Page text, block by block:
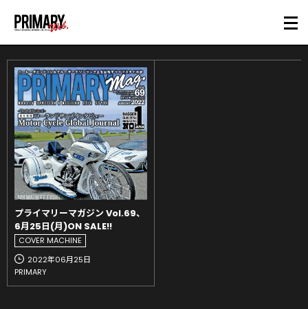
プライマリーマガジン Vol.69、
6月25日(月)ON SALE!!
COVER MACHINE
2022年06月25日
PRIMARY